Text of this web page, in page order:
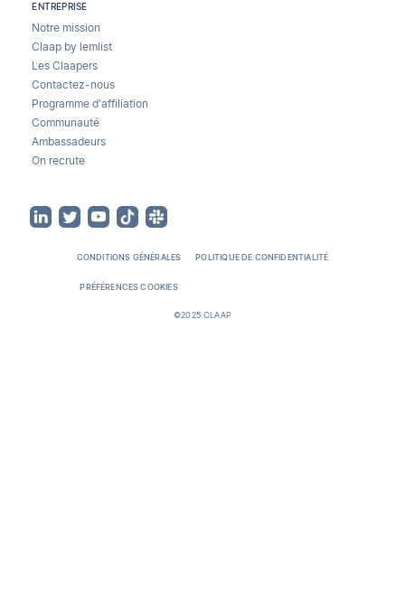
ENTREPRISE
Notre mission
Claap by lemlist
Les Claapers
Contactez-nous
Programme d'affiliation
Communauté
Ambassadeurs
On recrute
CONDITIONS GÉNÉRALES POLITIQUE DE CONFIDENTIALITÉ
PRÉFÉRENCES COOKIES
©2025 CLAAP